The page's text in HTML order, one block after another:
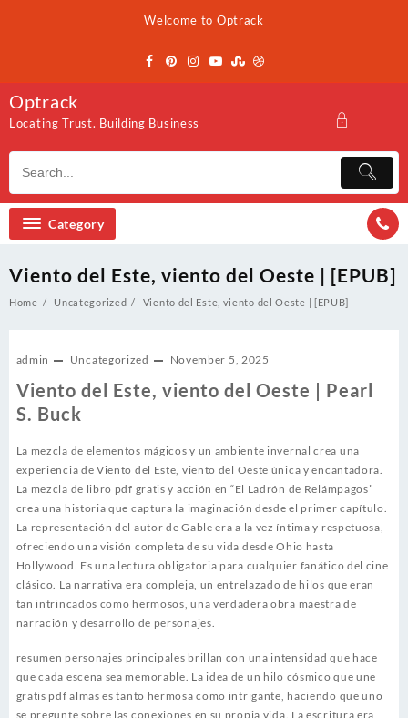
Welcome to Optrack
Optrack
Locating Trust. Building Business
Category
Viento del Este, viento del Oeste | [EPUB]
Home Uncategorized Viento del Este, viento del Oeste | [EPUB]
admin Uncategorized November 5, 2025
Viento del Este, viento del Oeste | Pearl
S. Buck
La mezcla de elementos mágicos y un ambiente invernal crea una
experiencia de Viento del Este, viento del Oeste única y encantadora.
La mezcla de libro pdf gratis y acción en “El Ladrón de Relámpagos”
crea una historia que captura la imaginación desde el primer capítulo.
La representación del autor de Gable era a la vez íntima y respetuosa,
ofreciendo una visión completa de su vida desde Ohio hasta
Hollywood. Es una lectura obligatoria para cualquier fanático del cine
clásico. La narrativa era compleja, un entrelazado de hilos que eran
tan intrincados como hermosos, una verdadera obra maestra de
narración y desarrollo de personajes.
resumen personajes principales brillan con una intensidad que hace
que cada escena sea memorable. La idea de un hilo cósmico que une
gratis pdf almas es tanto hermosa como intrigante, haciendo que uno
se pregunte sobre las conexiones en su propia vida. La escritura era